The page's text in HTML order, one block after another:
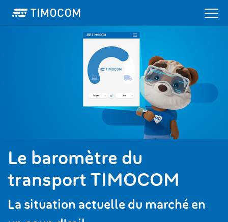
Le baromètre du
transport TIMOCOM
La situation actuelle du marché en